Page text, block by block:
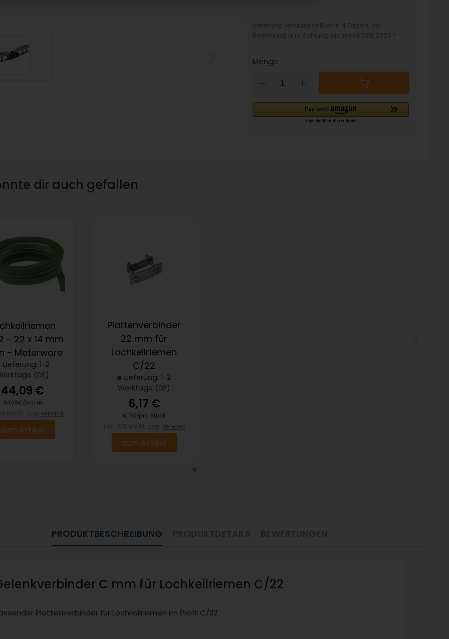
Lieferung voraussichtlich in 4 Tagen, bei
Bestellung und Zahlung bis zum 07.08.2026 *
Menge:
Down
dir auch gefallen
- 22 x 14 mm
- Meterware
Lieferung: 1-2
(DE)
44,09 €
44,09€/pro m
Versand
zum Artikel
Plattenverbinder
22 mm für
Lochkeilriemen
C/22
Lieferung: 1-2
Werktage (DE)
6,17 €
6,17€/pro Stück
Versand
zum Artikel
PRODUKTBESCHREIBUNG
C mm für Lochkeilriemen C/22
Plattenverbinder für Lochkeilriemen im Profil C/22